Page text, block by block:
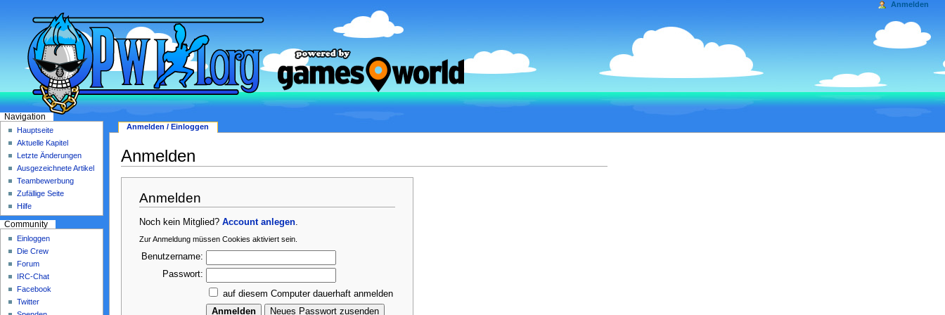
Anmelden
Anmelden
Noch kein Mitglied?Account anlegen
Zur Anmeldung müssen Cookies aktiviert sein.
Benutzername:
Passwort:
auf diesem Computer dauerhaft anmelden
Anmelden / Einloggen
Anmelden
Navigation
Hauptseite
Aktuelle Kapitel
Letzte Änderungen
Ausgezeichnete Artikel
Teambewerbung
Zufällige Seite
Hilfe
Community
Einloggen
Die Crew
Forum
IRC-Chat
Facebook
Twitter